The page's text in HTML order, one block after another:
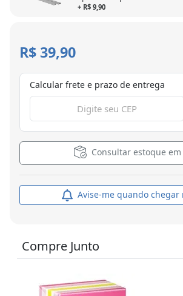
+ R$ 9,90
R$ 39,90
Calcular frete e prazo de entrega
Consultar estoque
Avise-me quando chegar
Compre Junto